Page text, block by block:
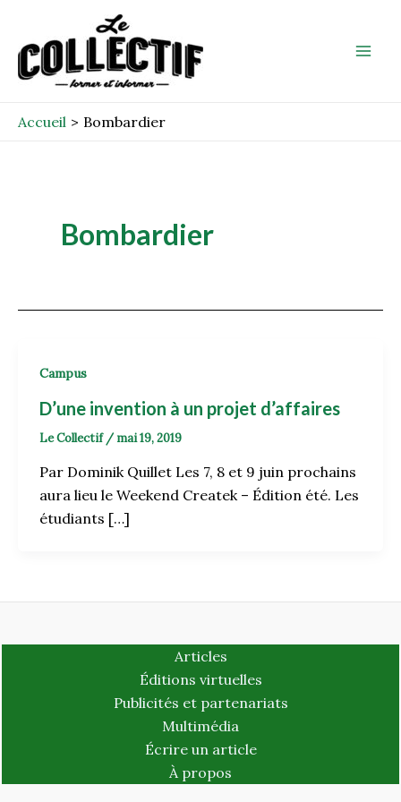
contenu
Accueil Bombardier
Bombardier
Campus
D’une invention à un projet d’affaires
Le Collectif / mai 19, 2019
Par Dominik Quillet Les 7, 8 et 9 juin prochains
aura lieu le Weekend Createk – Édition été. Les
étudiants […]
Articles
Éditions virtuelles
Publicités et partenariats
Multimédia
Écrire un article
À propos